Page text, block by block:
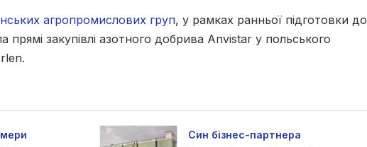
агропромислових груп, у рамках ранньої підготовки до
прямі закупівлі азотного добрива Anvistar у польського
Син бізнес-партнера